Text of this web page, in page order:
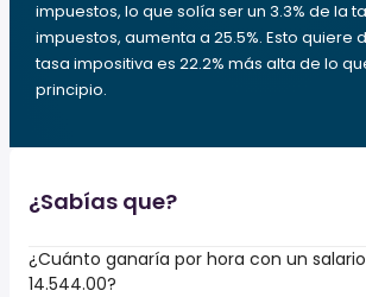
impuestos, lo que solía ser un 3.3% de la
impuestos, aumenta a 25.5%. Esto quiere
tasa impositiva es 22.2% más alta de lo
principio.
¿Sabías que?
¿Cuánto ganaría por hora con un
14.544.00?